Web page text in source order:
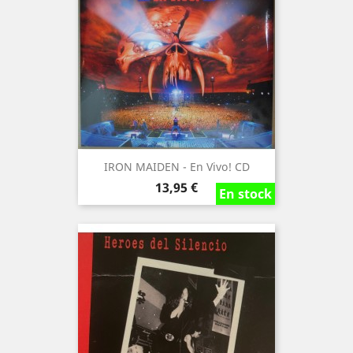
IRON MAIDEN - En Vivo! CD
En stock
Precio
13,95 € En stock
En stock